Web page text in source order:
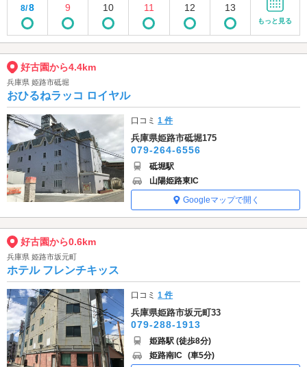
8/8 9 10 11 12 13
もっと見る
好古園から4.4km
兵庫県 姫路市砥堀
おひるねラッコ ロイヤル
口コミ1 件
兵庫県姫路市砥堀175
079-264-6556
砥堀駅
山陽姫路東IC
Googleマップで開く
好古園から0.6km
兵庫県 姫路市坂元町
ホテル フレンチキッス
口コミ1 件
兵庫県姫路市坂元町33
079-288-1913
姫路駅 (徒歩8分)
姫路南IC (車5分)